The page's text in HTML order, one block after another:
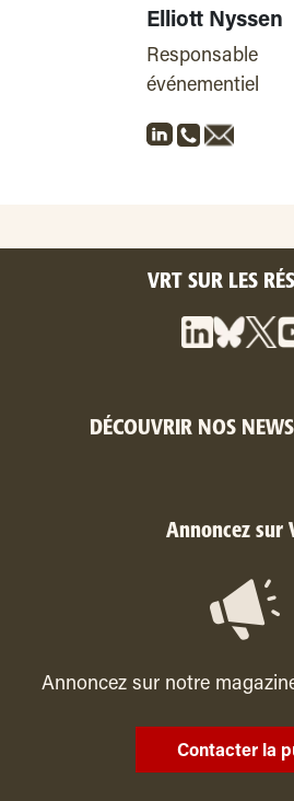
Elliott Nyssen
Responsable
événementiel
VRT SUR LES
DÉCOUVRIR NOS
Annoncez sur
Annoncez sur notre
Contacter la